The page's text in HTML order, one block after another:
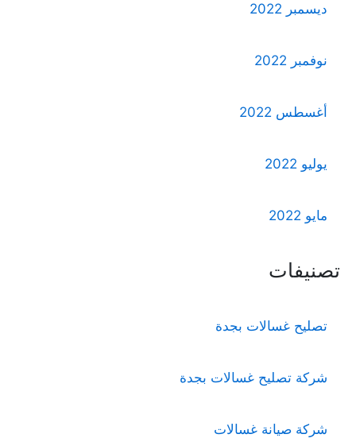
ديسمبر 2022
نوفمبر 2022
أغسطس 2022
يوليو 2022
مايو 2022
تصنيفات
تصليح غسالات بجدة
شركة تصليح غسالات بجدة
شركة صيانة غسالات